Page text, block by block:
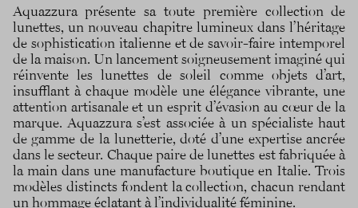
Aquazzura présente sa toute première collection de
lunettes, un nouveau chapitre lumineux dans l’héritage
de sophistication italienne et de savoir-faire intemporel
de la maison. Un lancement soigneusement imaginé qui
réinvente les lunettes de soleil comme objets d’art,
insufflant à chaque modèle une élégance vibrante, une
attention artisanale et un esprit d’évasion au cœur de la
marque. Aquazzura s’est associée à un spécialiste haut
de gamme de la lunetterie, doté d’une expertise ancrée
dans le secteur. Chaque paire de lunettes est fabriquée à
la main dans une manufacture boutique en Italie. Trois
modèles distincts fondent la collection, chacun rendant
un hommage éclatant à l’individualité féminine.